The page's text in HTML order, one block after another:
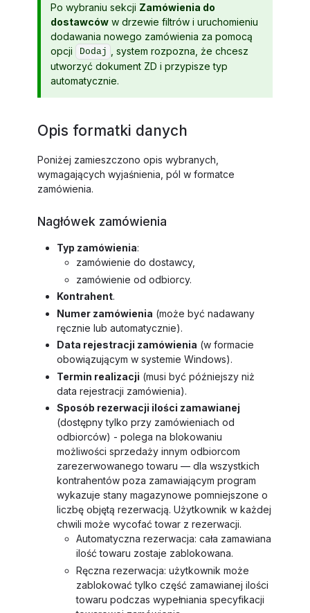
Po wybraniu sekcji Zamówienia do
dostawców w drzewie filtrów i uruchomieniu
dodawania nowego zamówienia za pomocą
opcji
Dodaj
, system rozpozna, że chcesz
utworzyć dokument ZD i przypisze typ
automatycznie.
Opis formatki danych
Poniżej zamieszczono opis wybranych,
wymagających wyjaśnienia, pól w formatce
zamówienia.
Nagłówek zamówienia
Typ zamówienia:
zamówienie do dostawcy,
zamówienie od odbiorcy.
Kontrahent.
Numer zamówienia (może być nadawany
ręcznie lub automatycznie).
Data rejestracji zamówienia (w formacie
obowiązującym w systemie Windows).
Termin realizacji (musi być późniejszy niż
data rejestracji zamówienia).
Sposób rezerwacji ilości zamawianej
(dostępny tylko przy zamówieniach od
odbiorców) - polega na blokowaniu
możliwości sprzedaży innym odbiorcom
zarezerwowanego towaru — dla wszystkich
kontrahentów poza zamawiającym program
wykazuje stany magazynowe pomniejszone o
liczbę objętą rezerwacją. Użytkownik w każdej
chwili może wycofać towar z rezerwacji.
Automatyczna rezerwacja: cała zamawiana
ilość towaru zostaje zablokowana.
Ręczna rezerwacja: użytkownik może
zablokować tylko część zamawianej ilości
towaru podczas wypełniania specyfikacji